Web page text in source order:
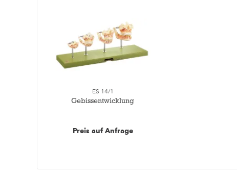
ES 14/1
Gebissentwicklung
Preis auf Anfrage